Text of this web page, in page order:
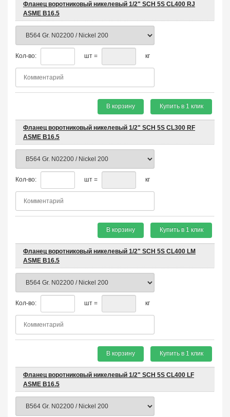
Фланец воротниковый никелевый 1/2" SCH 5S CL400 RJ
ASME B16.5
Кол-во: шт = кг
В корзину Купить в 1 клик
Фланец воротниковый никелевый 1/2" SCH 5S CL300 RF
ASME B16.5
Кол-во: шт = кг
В корзину Купить в 1 клик
Фланец воротниковый никелевый 1/2" SCH 5S CL400 LM
ASME B16.5
Кол-во: шт = кг
В корзину Купить в 1 клик
Фланец воротниковый никелевый 1/2" SCH 5S CL400 LF
ASME B16.5